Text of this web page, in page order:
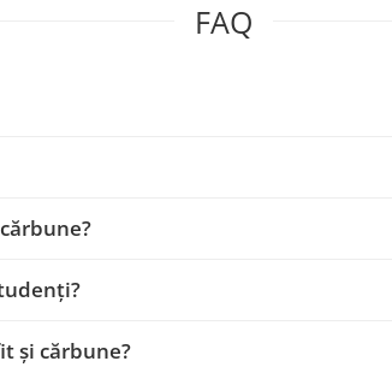
FAQ
și cărbune?